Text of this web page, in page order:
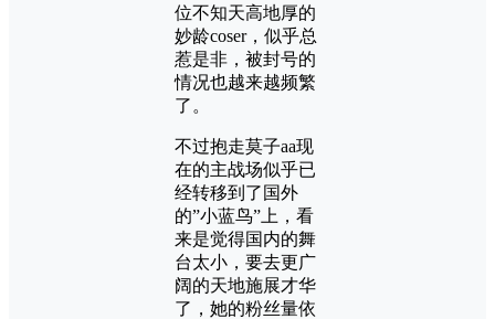
位不知天高地厚的
妙龄coser，似乎总
惹是非，被封号的
情况也越来越频繁
了。
不过抱走莫子aa现
在的主战场似乎已
经转移到了国外
的”小蓝鸟”上，看
来是觉得国内的舞
台太小，要去更广
阔的天地施展才华
了，她的粉丝量依